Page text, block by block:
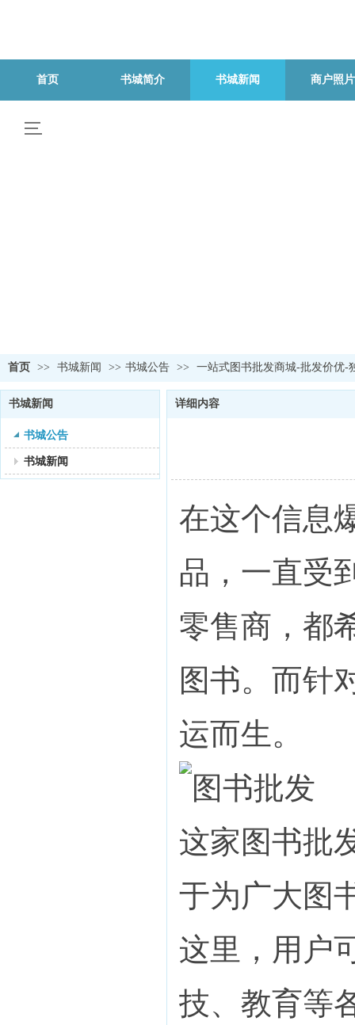
首页 书城简介 书城新闻 商户照片
首页 >> 书城新闻 >> 书城公告 >> 一站式图书批发商城-批发价优-
书城新闻
书城公告
书城新闻
详细内容
在这个信息
品，一直受
零售商，都
图书。而针
运而生。
这家图书批
于为广大图
这里，用户
技、教育等